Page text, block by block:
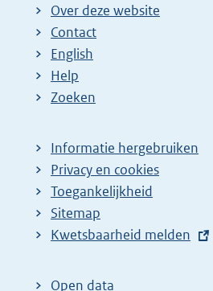
Over deze website
Contact
English
Help
Zoeken
Informatie hergebruiken
Privacy en cookies
Toegankelijkheid
Sitemap
E
t
Kwetsbaarheid melden
Open data